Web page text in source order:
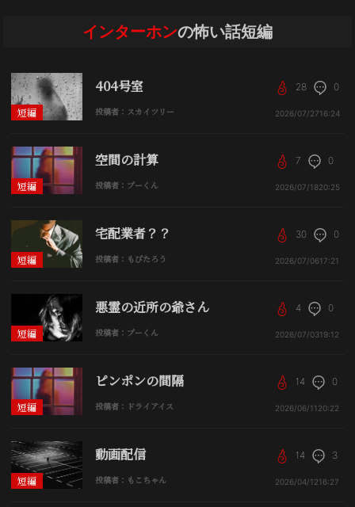
インターホンの怖い話短編
短編
404号室
投稿者：スカイツリー
28 0
2026/07/2716:24
短編
空間の計算
投稿者：プーくん
7 0
2026/07/1820:25
短編
宅配業者？？
投稿者：もぴたろう
30 0
2026/07/0617:21
短編
悪霊の近所の爺さん
投稿者：プーくん
4 0
2026/07/0319:12
短編
ピンポンの間隔
投稿者：ドライアイス
14 0
2026/06/11 20:22
短編
動画配信
投稿者：もこちゃん
14 3
2026/04/1216:27